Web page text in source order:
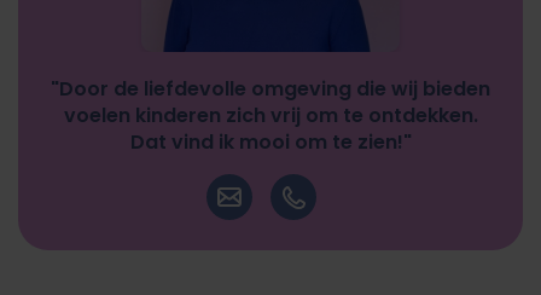
"Door de liefdevolle omgeving die wij bieden
voelen kinderen zich vrij om te ontdekken.
Dat vind ik mooi om te zien!"